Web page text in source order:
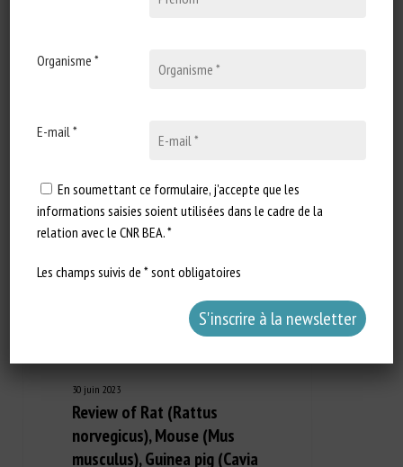
conférence donnée à Uppsala le
30 juin 2023
Review of Rat (Rattus
norvegicus), Mouse (Mus
musculus), Guinea pig (Cavia
Organisme *
E-mail *
En soumettant ce formulaire, j'accepte que les
informations saisies soient utilisées dans le cadre de la
relation avec le CNR BEA. *
Les champs suivis de * sont obligatoires